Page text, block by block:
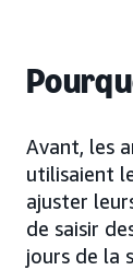
Avant, les
utilisaient
ajuster
de saisir
jours de la